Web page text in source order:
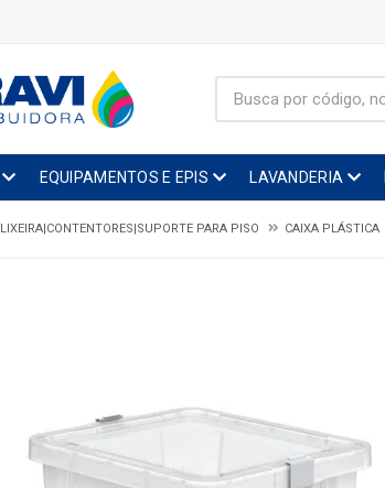
EQUIPAMENTOS E EPIS LAVANDERIA
LIXEIRA|CONTENTORES|SUPORTE PARA PISO CAIXA PLÁSTICA